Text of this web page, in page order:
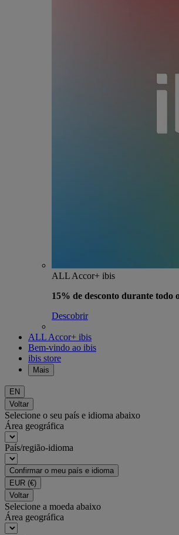
ALL Accor+ ibis
15% de desconto durante todo
Descobrir
ALL Accor+ ibis
Bem-vindo ao ibis
ibis store
Mais
EN
Voltar
Selecione o seu país e idioma abaixo
Área geográfica
País/região-idioma
Confirmar o meu país e idioma
EUR (€)
Voltar
Selecione a moeda abaixo
Área geográfica